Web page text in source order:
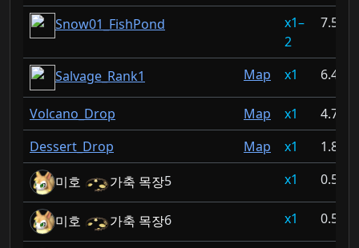
Snow01_FishPond
1–
2
Salvage_Rank1 Map 1
Volcano_Drop Map 1
Dessert_Drop
Map 1
미호
가축 목장5 1
미호 가축 목장6 1